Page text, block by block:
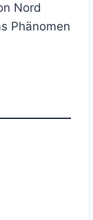
Nord
Phänomen